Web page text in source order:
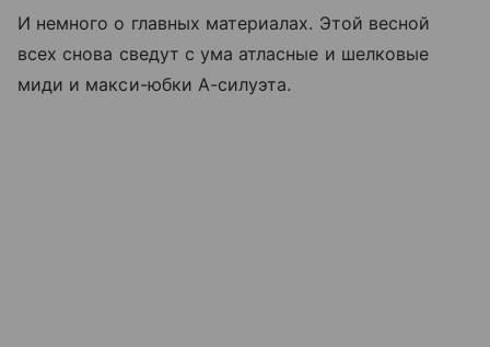
И немного о главных материалах. Этой весной
всех снова сведут с ума атласные и шелковые
миди и макси-юбки А-силуэта.